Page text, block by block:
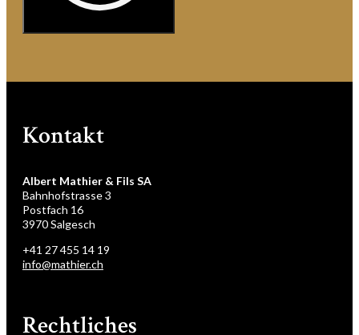
Kontakt
Albert Mathier & Fils SA
Bahnhofstrasse 3
Postfach 16
3970 Salgesch
+41 27 455 14 19
info@mathier.ch
Rechtliches